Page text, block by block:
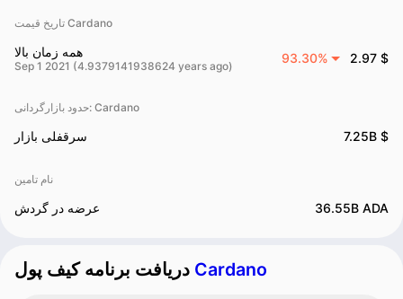
تاریخ قیمت Cardano
همه زمان بالا
Sep 1 2021 (4.9379141938624 years ago)
93.30% 2.97 $
حدود بازارگردانی‌: Cardano
سرقفلی بازار 7.25B $
نام تامین
عرضه در گردش 36.55B ADA
Cardano